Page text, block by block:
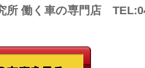
所 働く車の専門店